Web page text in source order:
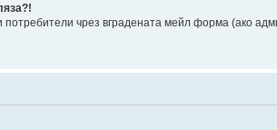
чрез вградената мейл форма (ако